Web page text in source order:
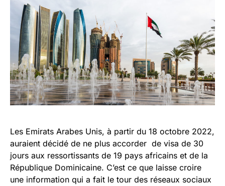
Les Emirats Arabes Unis, à partir du 18 octobre 2022,
auraient décidé de ne plus accorder de visa de 30
jours aux ressortissants de 19 pays africains et de la
République Dominicaine. C’est ce que laisse croire
une information qui a fait le tour des réseaux sociaux